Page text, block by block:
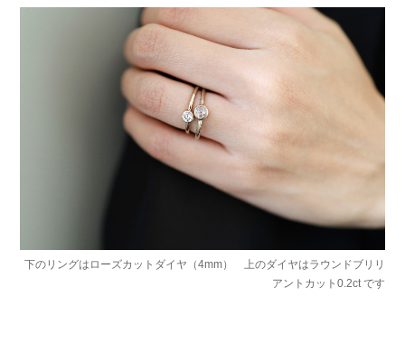
下のリングはローズカットダイヤ（4mm） 上のダイヤはラウンドブリリ
アントカット0.2ct です